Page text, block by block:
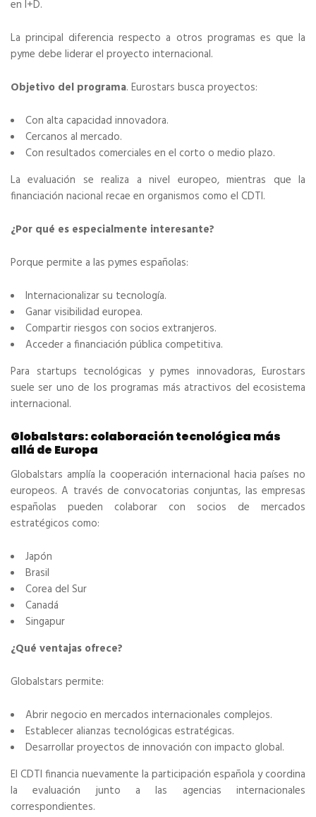
en I+D.
La principal diferencia respecto a otros programas es que la
pyme debe liderar el proyecto internacional.
Objetivo del programa. Eurostars busca proyectos:
Con alta capacidad innovadora.
Cercanos al mercado.
Con resultados comerciales en el corto o medio plazo.
La evaluación se realiza a nivel europeo, mientras que la
financiación nacional recae en organismos como el CDTI.
¿Por qué es especialmente interesante?
Porque permite a las pymes españolas:
Internacionalizar su tecnología.
Ganar visibilidad europea.
Compartir riesgos con socios extranjeros.
Acceder a financiación pública competitiva.
Para startups tecnológicas y pymes innovadoras, Eurostars
suele ser uno de los programas más atractivos del ecosistema
internacional.
Globalstars: colaboración tecnológica más
allá de Europa
Globalstars amplía la cooperación internacional hacia países no
europeos. A través de convocatorias conjuntas, las empresas
españolas pueden colaborar con socios de mercados
estratégicos como:
Japón
Brasil
Corea del Sur
Canadá
Singapur
¿Qué ventajas ofrece?
Globalstars permite:
Abrir negocio en mercados internacionales complejos.
Establecer alianzas tecnológicas estratégicas.
Desarrollar proyectos de innovación con impacto global.
El CDTI financia nuevamente la participación española y coordina
la evaluación junto a las agencias internacionales
correspondientes.